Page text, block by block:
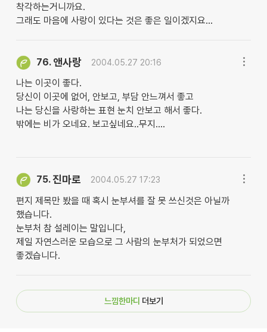
착각하는거니까요.
그래도 마음에 사랑이 있다는 것은 좋은 일이겠지요...
76. 앤사랑 2004.05.27 20:16
나는 이곳이 좋다.
당신이 이곳에 없어, 안보고, 부담 안느껴서 좋고
나는 당신을 사랑하는 표현 눈치 안보고 해서 좋다.
밖에는 비가 오네요. 보고싶네요..무지....
75.진마로 2004.05.27 17:23
편지 제목만 봤을 때 혹시 눈부셔를 잘 못 쓰신것은 아닐까
했습니다.
눈부처 참 설레이는 말입니다,
제일 자연스러운 모습으로 그 사람의 눈부처가 되었으면
좋겠습니다.
느낌한마디 더보기